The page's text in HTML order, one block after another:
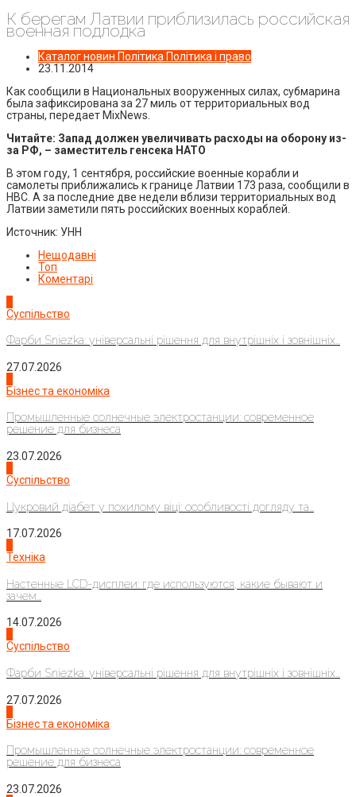
К берегам Латвии приблизилась российская
военная подлодка
Каталог новин Політика Політика і право
23.11.2014
Как сообщили в Национальных вооруженных силах, субмарина
была зафиксирована за 27 миль от территориальных вод
страны, передает MixNews.
Читайте: Запад должен увеличивать расходы на оборону из-
за РФ, – заместитель генсека НАТО
В этом году, 1 сентября, российские военные корабли и
самолеты приближались к границе Латвии 173 раза, сообщили в
НВС. А за последние две недели вблизи территориальных вод
Латвии заметили пять российских военных кораблей.
Источник: УНН
Нещодавні
Топ
Коментарі
Суспільство
Фарби Sniezka: універсальні рішення для внутрішніх і зовнішніх...
27.07.2026
Бізнес та економіка
Промышленные солнечные электростанции: современное
решение для бизнеса
23.07.2026
Суспільство
Цукровий діабет у похилому віці: особливості догляду та...
17.07.2026
Техніка
Настенные LCD-дисплеи: где используются, какие бывают и
зачем...
14.07.2026
Суспільство
Фарби Sniezka: універсальні рішення для внутрішніх і зовнішніх...
27.07.2026
Бізнес та економіка
Промышленные солнечные электростанции: современное
решение для бизнеса
23.07.2026